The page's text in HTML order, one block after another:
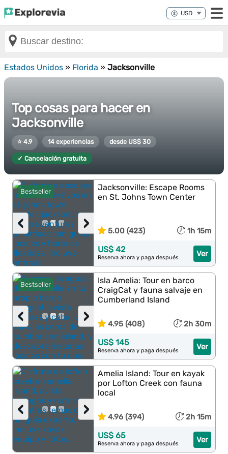
Estados Unidos » Florida » Jacksonville
Top cosas para hacer en
Jacksonville
⭐ 4.9 14 experiencias desde US$ 30
✓ Cancelación gratuita
Bestseller
›
‹
Jacksonville: Escape Rooms
en St. Johns Town Center
5.00 (423) 1h 15m
Ver
US$ 42
Reserva ahora y paga después
Bestseller
›
‹
Isla Amelia: Tour en barco
CraigCat y fauna salvaje en
Cumberland Island
4.95 (408) 2h 30m
Ver
US$ 145
Reserva ahora y paga después
›
‹
Amelia Island: Tour en kayak
por Lofton Creek con fauna
local
4.96 (394) 2h 15m
Ver
US$ 65
Reserva ahora y paga después